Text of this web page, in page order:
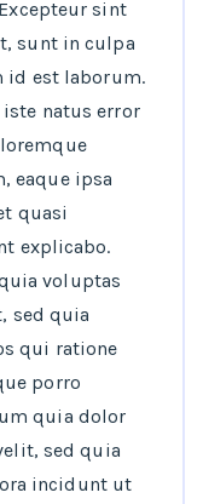
sint
sunt in culpa
id est laborum.
natus error
eaque ipsa
quasi
explicabo.
voluptas
sed quia
qui ratione
porro
quia dolor
sed quia
incidunt ut